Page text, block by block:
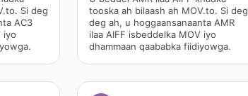
Si deg
AC3
iyo
tooska ah bilaash ah MOV.to. Si deg
deg ah, u hoggaansanaanta AMR
ilaa AIFF isbeddelka MOV iyo
dhammaan qaababka fiidiyowga.